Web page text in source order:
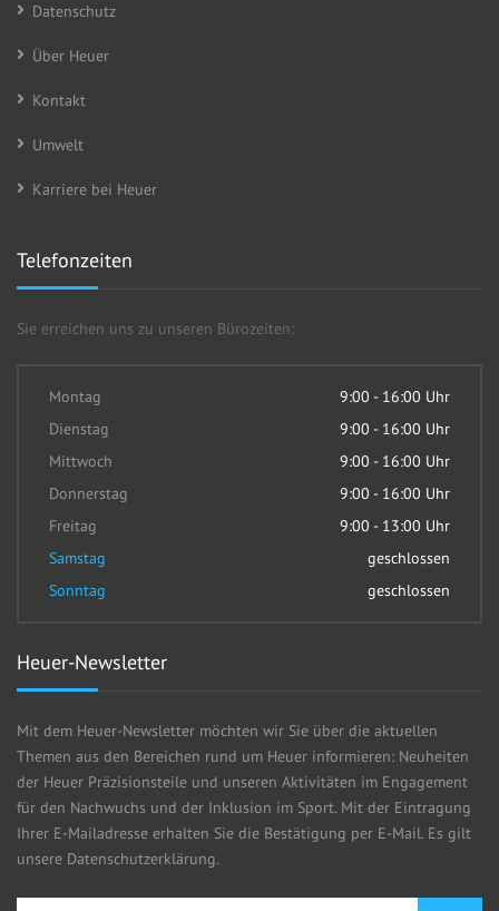
Datenschutz
Über Heuer
Kontakt
Umwelt
Karriere bei Heuer
Telefonzeiten
Sie erreichen uns zu unseren Bürozeiten:
Montag
9:00 - 16:00 Uhr
Dienstag
9:00 - 16:00 Uhr
Mittwoch
9:00 - 16:00 Uhr
Donnerstag
9:00 - 16:00 Uhr
Freitag
9:00 - 13:00 Uhr
Samstag
geschlossen
Sonntag
geschlossen
Heuer-Newsletter
Mit dem Heuer-Newsletter möchten wir Sie über die aktuellen
Themen aus den Bereichen rund um Heuer informieren: Neuheiten
der Heuer Präzisionsteile und unseren Aktivitäten im Engagement
für den Nachwuchs und der Inklusion im Sport. Mit der Eintragung
Ihrer E-Mailadresse erhalten Sie die Bestätigung per E-Mail. Es gilt
unsere Datenschutzerklärung.